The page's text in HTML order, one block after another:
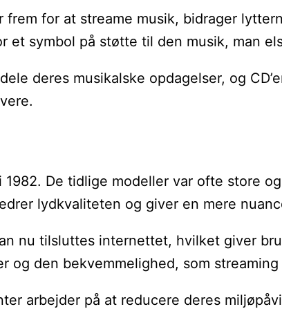
for at streame musik, bidrager
symbol på støtte til den musik, man
deres musikalske opdagelser, og
De tidlige modeller var ofte store
lydkvaliteten og giver en mere
nu tilsluttes internettet, hvilket giver
og den bekvemmelighed, som
arbejder på at reducere deres